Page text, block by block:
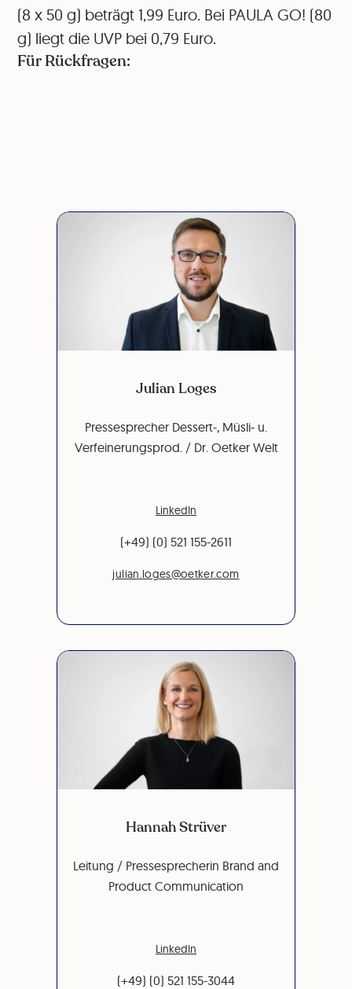
(8 x 50 g) beträgt 1,99 Euro. Bei PAULA GO! (80
g) liegt die UVP bei 0,79 Euro.
Für Rückfragen:
Julian Loges
Pressesprecher Dessert-, Müsli- u.
Verfeinerungsprod. / Dr. Oetker Welt
LinkedIn
(+49) (0) 521 155-2611
julian.loges@oetker.com
Hannah Strüver
Leitung / Pressesprecherin Brand and
Product Communication
LinkedIn
(+49) (0) 521 155-3044